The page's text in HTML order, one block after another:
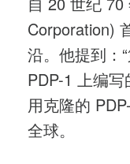
自 20 世纪 70
Corporation)
沿。他提到：
PDP-1 上编
用克隆的
全球。